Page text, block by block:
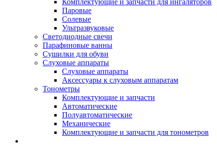
Комплектующие и запчасти для ингаляторов
Паровые
Солевые
Ультразвуковые
Светодиодные свечи
Парафиновые ванны
Сушилки для обуви
Слуховые аппараты
Слуховые аппараты
Аксессуары к слуховым аппаратам
Тонометры
Комплектующие и запчасти
Автоматические
Полуавтоматические
Механические
Комплектующие и запчасти для тонометров